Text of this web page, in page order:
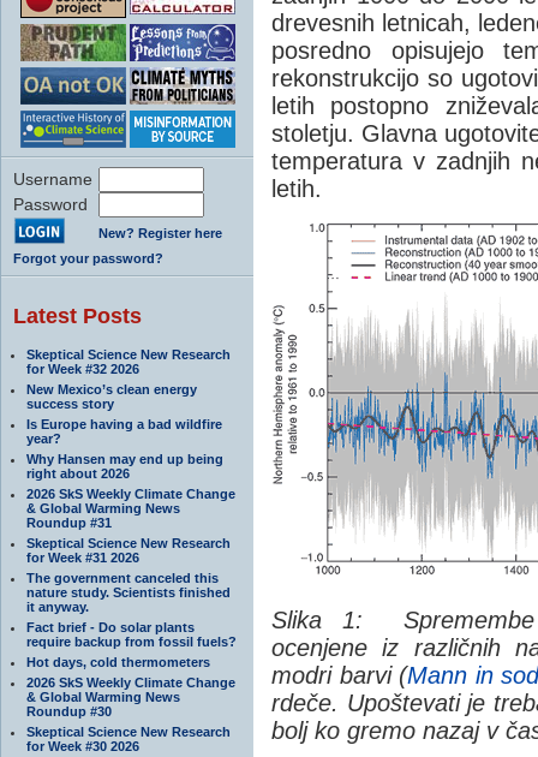
Username
Password
New? Register here
Forgot your password?
Latest Posts
Skeptical Science New Research
for Week #32 2026
New Mexico’s clean energy
success story
Is Europe having a bad wildfire
year?
Why Hansen may end up being
right about 2026
2026 SkS Weekly Climate Change
& Global Warming News
Roundup #31
Skeptical Science New Research
for Week #31 2026
The government canceled this
nature study. Scientists finished
it anyway.
Fact brief - Do solar plants
require backup from fossil fuels?
Hot days, cold thermometers
2026 SkS Weekly Climate Change
& Global Warming News
Roundup #30
Skeptical Science New Research
for Week #30 2026
drevesnih letnicah,
posredno opisujejo
rekonstrukcijo so
letih postopno
stoletju. Glavna
temperatura v zadnjih
letih.
Slika 1: Spremembe
ocenjene iz različnih
modri barvi (Mann in
rdeče. Upoštevati je
bolj ko gremo nazaj v